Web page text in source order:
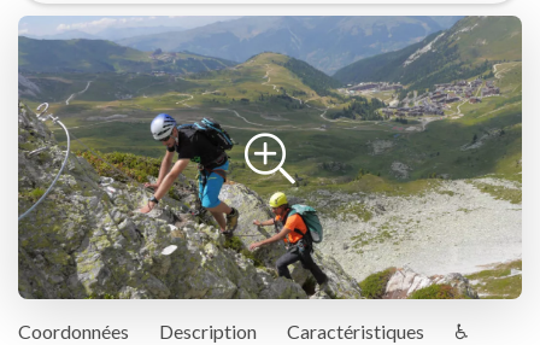
Coordonnées Description Caractéristiques
♿